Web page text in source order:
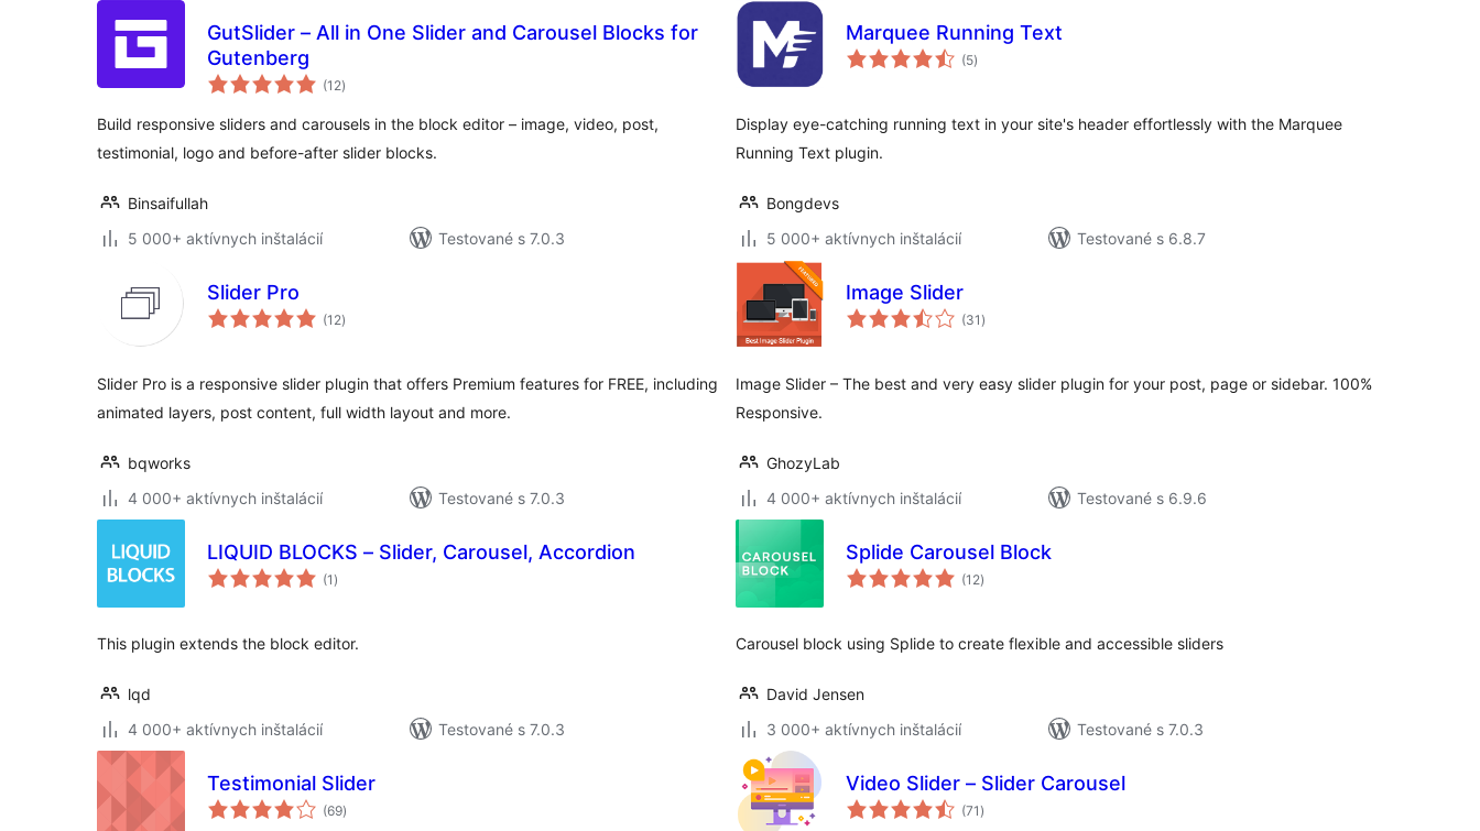
GutSlider – All in One Slider and Carousel Blocks for
Gutenberg
(12celkové
hodnotenie
)
Build responsive sliders and carousels in the block editor – image, video, post,
testimonial, logo and before-after slider blocks.
Binsaifullah
5 000+ aktívnych inštalácií
Testované s 7.0.3
Marquee Running Text
(5celkové
hodnotenie
)
Display eye-catching running text in your site's header effortlessly with the Marquee
Running Text plugin.
Bongdevs
5 000+ aktívnych inštalácií
Testované s 6.8.7
Slider Pro
(12celkové
hodnotenie
)
Slider Pro is a responsive slider plugin that offers Premium features for FREE, including
animated layers, post content, full width layout and more.
bqworks
4 000+ aktívnych inštalácií
Testované s 7.0.3
Image Slider
(31 celkové
hodnotenie
)
Image Slider – The best and very easy slider plugin for your post, page or sidebar. 100%
Responsive.
GhozyLab
4 000+ aktívnych inštalácií
Testované s 6.9.6
LIQUID BLOCKS – Slider, Carousel, Accordion
(1 celkové
hodnotenie
)
This plugin extends the block editor.
lqd
4 000+ aktívnych inštalácií
Testované s 7.0.3
Splide Carousel Block
(12celkové
hodnotenie
)
Carousel block using Splide to create flexible and accessible sliders
David Jensen
3 000+ aktívnych inštalácií
Testované s 7.0.3
Testimonial Slider
(69celkové
hodnotenie
)
Video Slider – Slider Carousel
(71 celkové
hodnotenie
)